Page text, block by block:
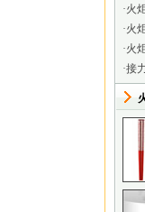
·火
·火
·火
·接